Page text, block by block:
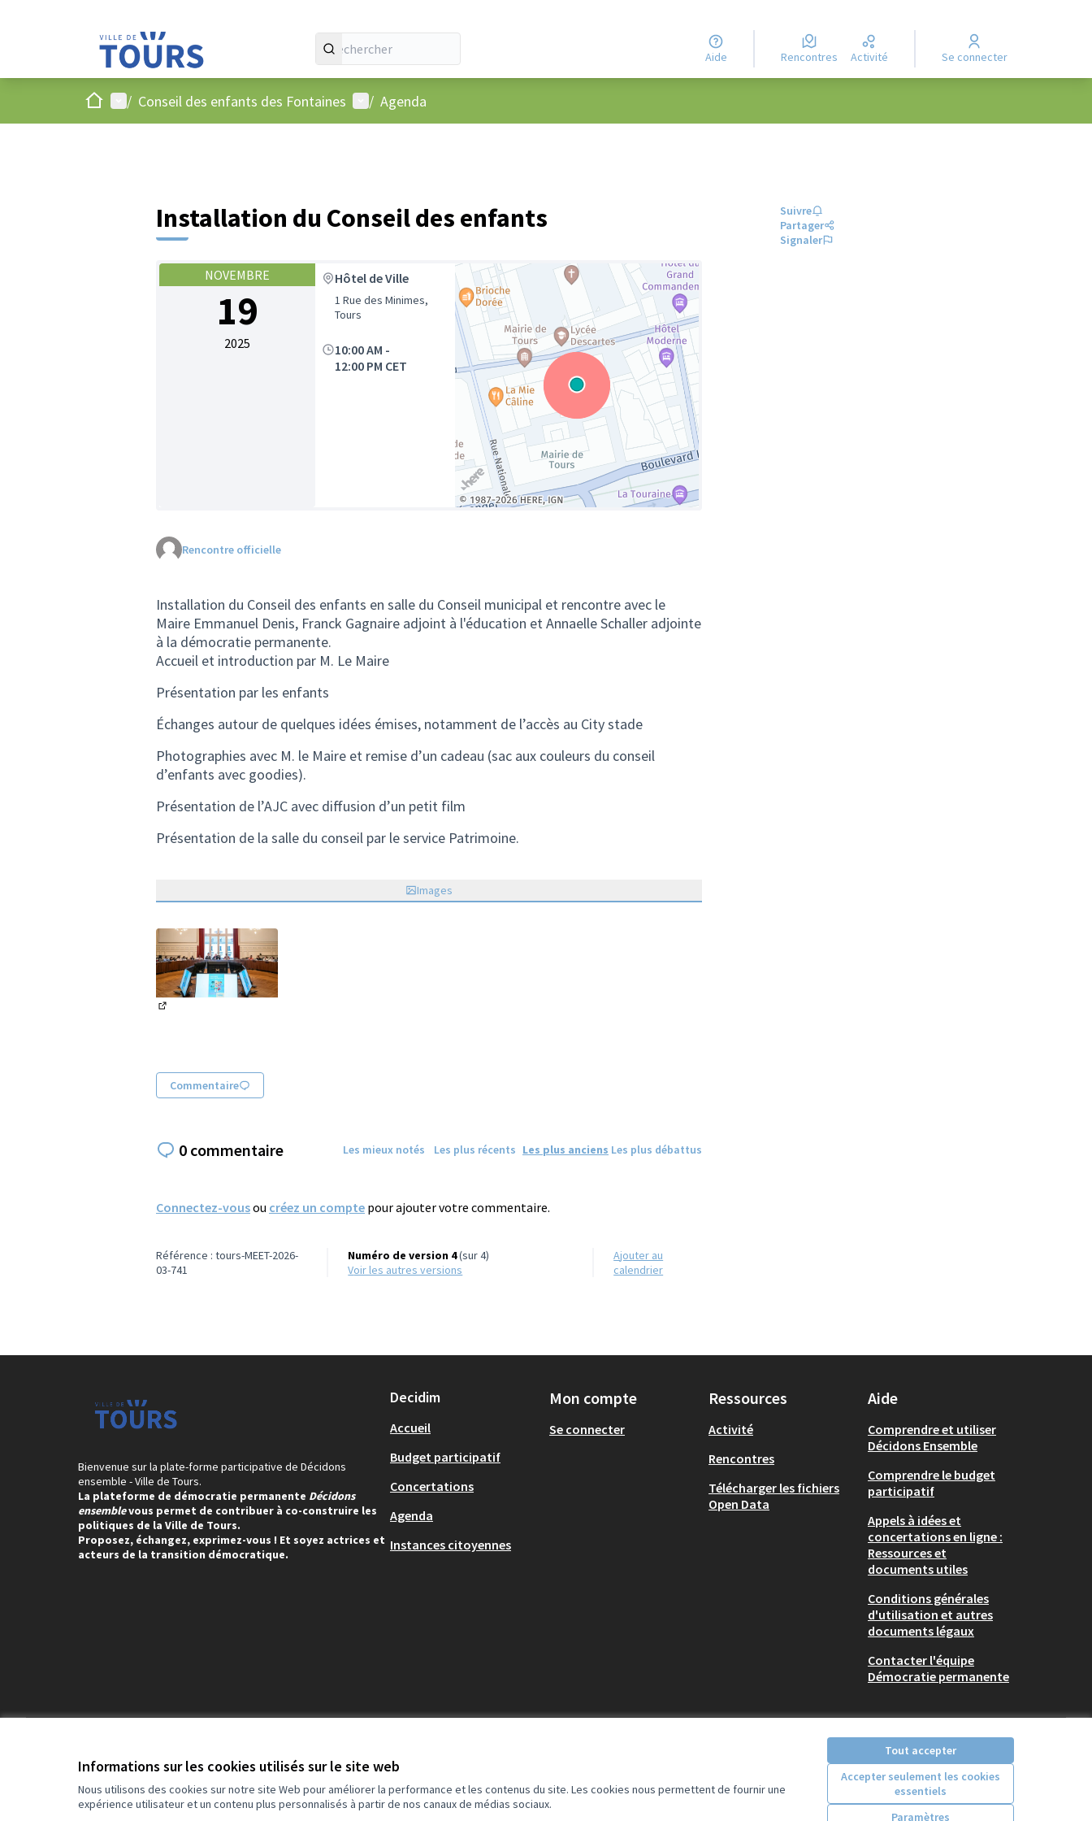
Informations sur les cookies utilisés sur le site web
Nous utilisons des cookies sur notre site Web pour améliorer la performance et les contenus du site. Les cookies nous permettent de fournir une
expérience utilisateur et un contenu plus personnalisés à partir de nos canaux de médias sociaux.
Tout accepter
Accepter seulement les cookies
essentiels
Paramètres
Aide Rencontres Activité Se connecter
AccueilMenu principal
/ Conseil des enfants des Fontaines Menu utilisateur
/ Agenda
Installation du Conseil des enfants
NOVEMBRE
19
2025
Hôtel de Ville
1 Rue des Minimes,
Tours
10:00 AM -
12:00 PM CET
Rencontre officielle
Installation du Conseil des enfants en salle du Conseil municipal et rencontre avec le
Maire Emmanuel Denis, Franck Gagnaire adjoint à l'éducation et Annaelle Schaller adjointe
à la démocratie permanente.
Accueil et introduction par M. Le Maire
Présentation par les enfants
Échanges autour de quelques idées émises, notamment de l’accès au City stade
Photographies avec M. le Maire et remise d’un cadeau (sac aux couleurs du conseil
d’enfants avec goodies).
Présentation de l’AJC avec diffusion d’un petit film
Présentation de la salle du conseil par le service Patrimoine.
Images
Commentaire
Suivre
Partager
Signaler
0 commentaire Les mieux notés Les plus récents Les plus anciens Les plus débattus
Connectez-vousou créez un compte pour ajouter votre commentaire.
Référence : tours-MEET-2026-
03-741
Numéro de version 4(sur 4)
voir les autres versions
Ajouter au
calendrier
Bienvenue sur la plate-forme participative de Décidons
ensemble - Ville de Tours.
La plateforme de démocratie permanente Décidons
ensemblevous permet de contribuer à co-construire les
politiques de la Ville de Tours.
Proposez, échangez, exprimez-vous ! Et soyez actrices et
acteurs de la transition démocratique.
Decidim
Accueil
Budget participatif
Concertations
Agenda
Instances citoyennes
Mon compte
Se connecter
Ressources
Activité
Rencontres
Télécharger les fichiers
Open Data
Aide
Comprendre et utiliser
Décidons Ensemble
Comprendre le budget
participatif
Appels à idées et
concertations en ligne :
Ressources et
documents utiles
Conditions générales
d'utilisation et autres
documents légaux
Contacter l'équipe
Démocratie permanente
Licence Creative
(Lien externe)